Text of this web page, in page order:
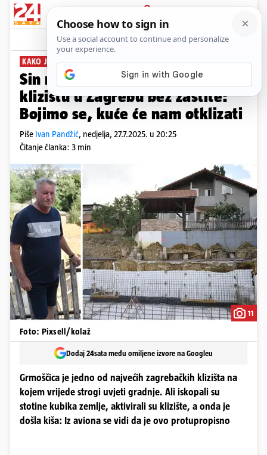
PRIJAVA
News Komentari
KAKO JE OVO MOGUĆE?
Sin naftnog tajkuna gradi na
klizištu u Zagrebu bez zaštite:
Bojimo se, kuće će nam otklizati
Piše Ivan Pandžić, nedjelja, 27.7.2025. u 20:25
Čitanje članka: 3 min
11
Foto: Pixsell/kolaž
Dodaj 24sata među omiljene izvore na Googleu
Grmoščica je jedno od najvećih zagrebačkih klizišta na
kojem vrijede strogi uvjeti gradnje. Ali iskopali su
stotine kubika zemlje, aktivirali su klizište, a onda je
došla kiša: Iz aviona se vidi da je ovo protupropisno